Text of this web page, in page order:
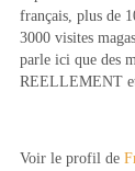
français, plus de
3000 visites
parle ici que des
REELLEMENT
Voir le profil de